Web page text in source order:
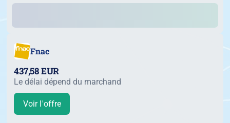
Fnac
437,58 EUR
Le délai dépend du marchand
Voir l'offre